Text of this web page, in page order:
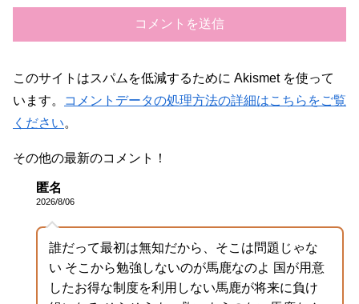
このサイトはスパムを低減するために Akismet を使って
います。
コメントデータの処理方法の詳細はこちらをご覧
ください。
その他の最新のコメント！
匿名
2026/8/06
誰だって最初は無知だから、そこは問題じゃな
い そこから勉強しないのが馬鹿なのよ 国が用意
したお得な制度を利用しない馬鹿が将来に負け